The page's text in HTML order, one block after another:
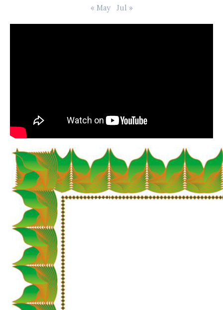
« May Jul »